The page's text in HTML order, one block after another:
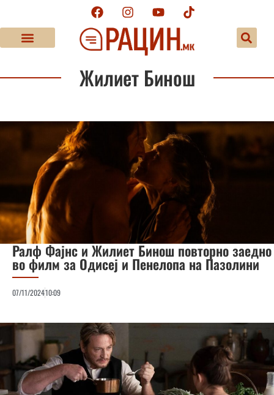
Жилиет Бинош
Ралф Фајнс и Жилиет Бинош повторно заедно
во филм за Одисеј и Пенелопа на Пазолини
07/11/202410:09